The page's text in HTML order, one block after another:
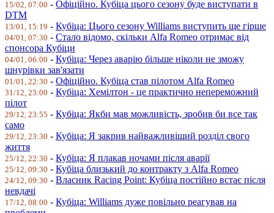
15/02, 07:00 - Офіційно. Кубіца цього сезону буде виступати в
DTM
13/01, 15:19 - Кубіца: Цього сезону Williams виступить ще гірше
04/01, 07:30 - Стало відомо, скільки Alfa Romeo отримає від
спонсора Кубіци
04/01, 06:00 - Кубіца: Через аварію більше ніколи не зможу
шнурівки зав'язати
01/01, 22:30 - Офіційно. Кубіца став пілотом Alfa Romeo
31/12, 23:00 - Кубіца: Хемілтон - це практично непереможний
пілот
29/12, 23:55 - Кубіца: Якби мав можливість, зробив би все так
само
29/12, 23:30 - Кубіца: Я закрив найважливіший розділ свого
життя
25/12, 22:30 - Кубіца: Я плакав ночами після аварії
25/12, 09:30 - Кубіца близький до контракту з Alfa Romeo
24/12, 09:30 - Власник Racing Point: Кубіца постійно встає після
невдачі
17/12, 08:00 - Кубіца: Williams дуже повільно реагував на